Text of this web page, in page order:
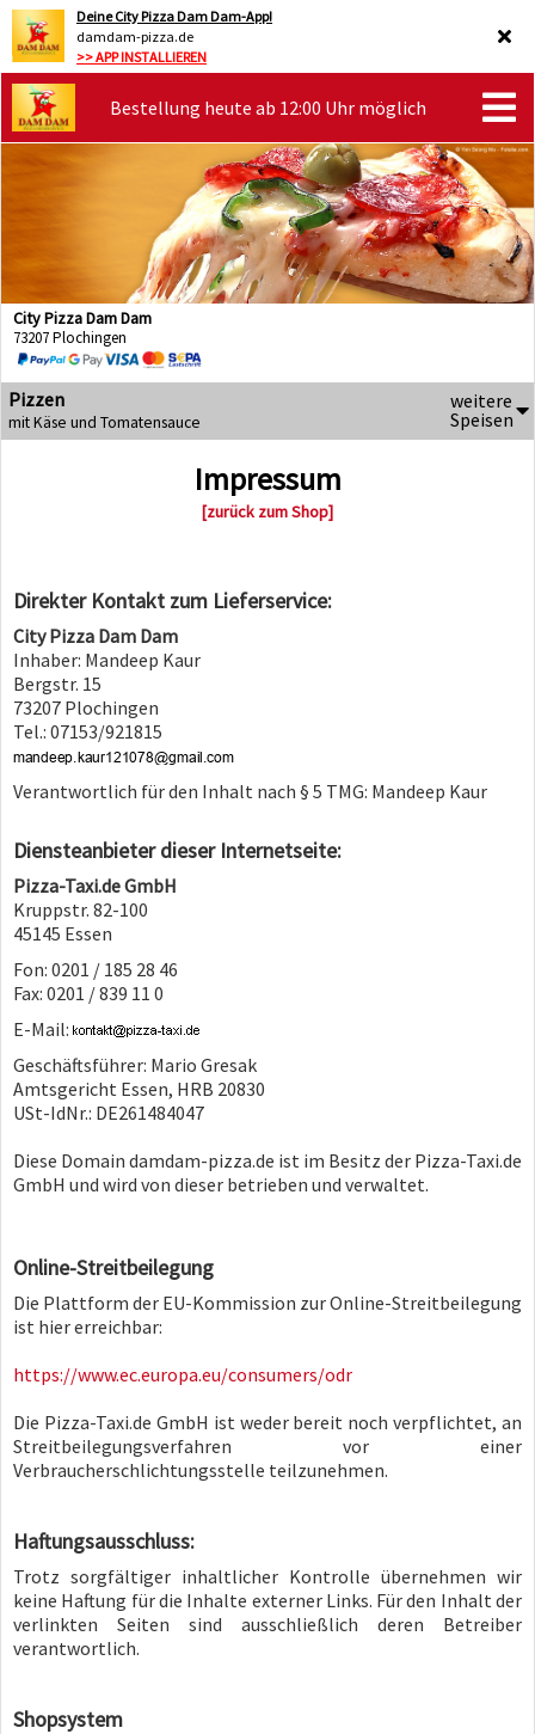
Deine City Pizza Dam Dam-App!
damdam-pizza.de
>> APP INSTALLIEREN
Bestellung heute ab 12:00 Uhr möglich
City Pizza Dam Dam
73207 Plochingen
Pizzen
mit Käse und Tomatensauce
weitere
Speisen
Impressum
[zurück zum Shop]
Direkter Kontakt zum Lieferservice:
City Pizza Dam Dam
Inhaber: Mandeep Kaur
Bergstr. 15
73207 Plochingen
Tel.: 07153/921815
Verantwortlich für den Inhalt nach § 5 TMG: Mandeep Kaur
Diensteanbieter dieser Internetseite:
Pizza-Taxi.de GmbH
Kruppstr. 82-100
45145 Essen
Fon: 0201 / 185 28 46
Fax: 0201 / 839 11 0
E-Mail:
Geschäftsführer: Mario Gresak
Amtsgericht Essen, HRB 20830
USt-IdNr.: DE261484047
Diese Domain damdam-pizza.de ist im Besitz der Pizza-Taxi.de
GmbH und wird von dieser betrieben und verwaltet.
Online-Streitbeilegung
Die Plattform der EU-Kommission zur Online-Streitbeilegung
ist hier erreichbar:
https://www.ec.europa.eu/consumers/odr
Die Pizza-Taxi.de GmbH ist weder bereit noch verpflichtet, an
Streitbeilegungsverfahren vor einer
Verbraucherschlichtungsstelle teilzunehmen.
Haftungsausschluss:
Trotz sorgfältiger inhaltlicher Kontrolle übernehmen wir
keine Haftung für die Inhalte externer Links. Für den Inhalt der
verlinkten Seiten sind ausschließlich deren Betreiber
verantwortlich.
Shopsystem